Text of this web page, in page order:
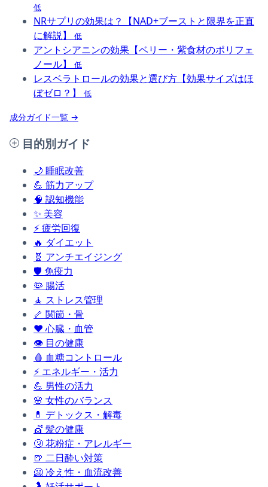
低
NRサプリの効果は？【NAD+ブーストと限界を正直
に解説】
低
アントシアニンの効果【ベリー・紫食材のポリフェ
ノール】
低
レスベラトロールの効果と選び方【効果サイズはほ
ぼゼロ？】
低
成分ガイド一覧 →
目的別ガイド
🌙 睡眠改善
💪 筋力アップ
🧠 認知機能
✨ 美容
⚡疲労回復
🔥 ダイエット
🧬 アンチエイジング
🛡️ 免疫力
🦠 腸活
🧘 ストレス管理
🦴 関節・骨
❤️ 心臓・血管
👁️ 目の健康
🩸 血糖コントロール
⚡ エネルギー・活力
💪 男性の活力
🌸 女性のバランス
💊 デトックス・解毒
💇 髪の健康
🤧花粉症・アレルギー
🍺 二日酔い対策
🥶冷え性・血流改善